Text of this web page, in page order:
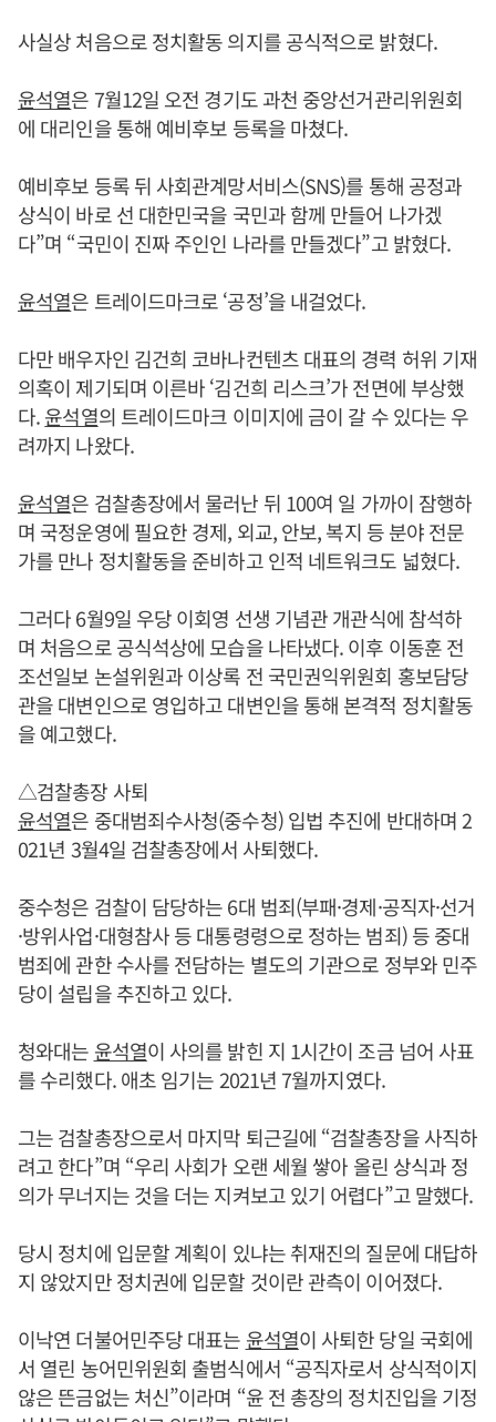
사실상 처음으로 정치활동 의지를 공식적으로 밝혔다.
윤석열은 7월12일 오전 경기도 과천 중앙선거관리위원회
에 대리인을 통해 예비후보 등록을 마쳤다.
예비후보 등록 뒤 사회관계망서비스(SNS)를 통해 공정과
상식이 바로 선 대한민국을 국민과 함께 만들어 나가겠
다”며 “국민이 진짜 주인인 나라를 만들겠다”고 밝혔다.
윤석열은 트레이드마크로 ‘공정’을 내걸었다.
다만 배우자인 김건희 코바나컨텐츠 대표의 경력 허위 기재
의혹이 제기되며 이른바 ‘김건희 리스크’가 전면에 부상했
다.윤석열의 트레이드마크 이미지에 금이 갈 수 있다는 우
려까지 나왔다.
윤석열은 검찰총장에서 물러난 뒤 100여 일 가까이 잠행하
며 국정운영에 필요한 경제, 외교, 안보, 복지 등 분야 전문
가를 만나 정치활동을 준비하고 인적 네트워크도 넓혔다.
그러다 6월9일 우당 이회영 선생 기념관 개관식에 참석하
며 처음으로 공식석상에 모습을 나타냈다. 이후 이동훈 전
조선일보 논설위원과 이상록 전 국민권익위원회 홍보담당
관을 대변인으로 영입하고 대변인을 통해 본격적 정치활동
을 예고했다.
△검찰총장 사퇴
윤석열은 중대범죄수사청(중수청) 입법 추진에 반대하며 2
021년 3월4일 검찰총장에서 사퇴했다.
중수청은 검찰이 담당하는 6대 범죄(부패·경제·공직자·선거
·방위사업·대형참사 등 대통령령으로 정하는 범죄) 등 중대
범죄에 관한 수사를 전담하는 별도의 기관으로 정부와 민주
당이 설립을 추진하고 있다.
청와대는 윤석열이 사의를 밝힌 지 1시간이 조금 넘어 사표
를 수리했다. 애초 임기는 2021년 7월까지였다.
그는 검찰총장으로서 마지막 퇴근길에 “검찰총장을 사직하
려고 한다”며 “우리 사회가 오랜 세월 쌓아 올린 상식과 정
의가 무너지는 것을 더는 지켜보고 있기 어렵다”고 말했다.
당시 정치에 입문할 계획이 있냐는 취재진의 질문에 대답하
지 않았지만 정치권에 입문할 것이란 관측이 이어졌다.
이낙연 더불어민주당 대표는 윤석열이 사퇴한 당일 국회에
서 열린 농어민위원회 출범식에서 “공직자로서 상식적이지
않은 뜬금없는 처신”이라며 “윤 전 총장의 정치진입을 기정